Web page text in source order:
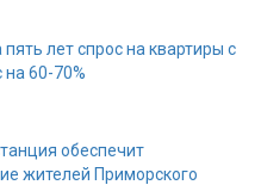
пять лет спрос на квартиры с
на 60-70%
обеспечит
жителей Приморского